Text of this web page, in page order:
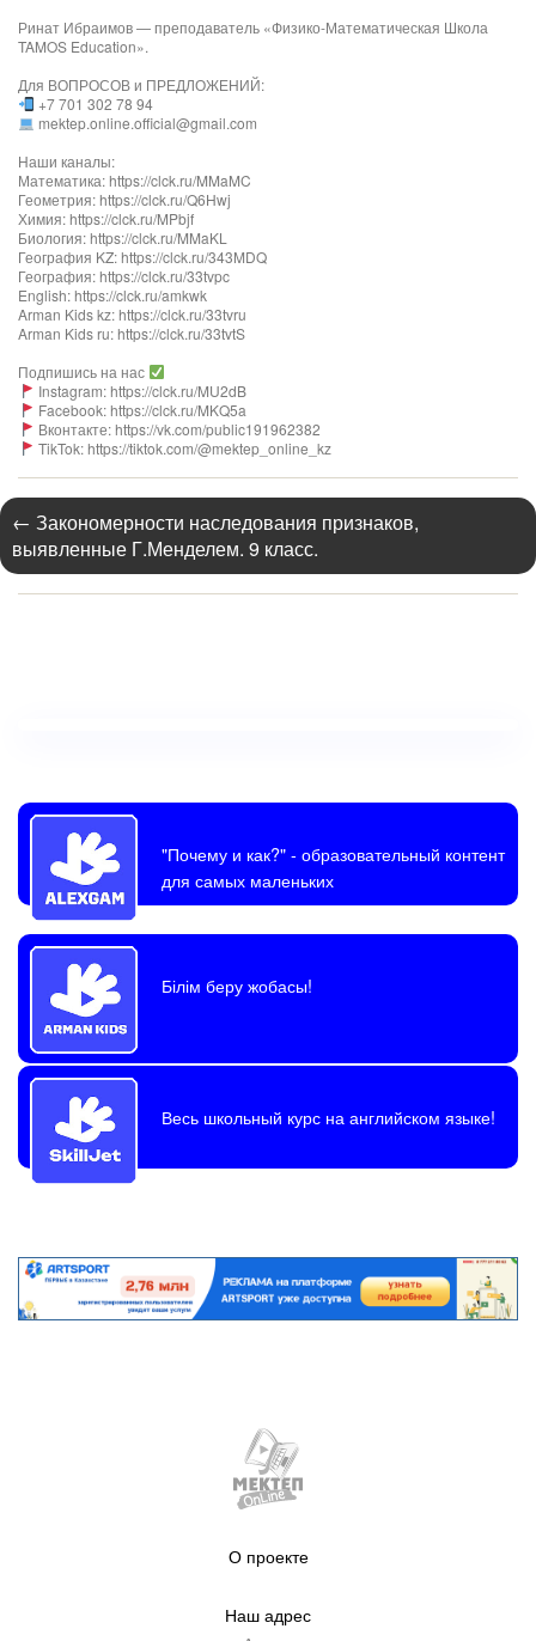
Ринат Ибраимов — преподаватель «Физико-Математическая Школа
TAMOS Education».
Для ВОПРОСОВ и ПРЕДЛОЖЕНИЙ:
+7 701 302 78 94
mektep.online.official@gmail.com
Наши каналы:
Математика: https://clck.ru/MMaMC
Геометрия: https://clck.ru/Q6Hwj
Химия: https://clck.ru/MPbjf​
Биология: https://clck.ru/MMaKL​​​​​​
География KZ: https://clck.ru/343MDQ
География: https://clck.ru/33tvpc
English: https://clck.ru/amkwk
Arman Kids kz: https://clck.ru/33tvru
Arman Kids ru: https://clck.ru/33tvtS
Подпишись на нас
Instagram: https://clck.ru/MU2dB
Facebook: https://clck.ru/MKQ5a
Вконтакте: https://vk.com/public191962382
TikTok: https://tiktok.com/@mektep_online_kz
← Закономерности наследования признаков,
выявленные Г.Менделем. 9 класс.
"Почему и как?"- образовательный контент
для самых маленьких
Білім беру жобасы!
Весь школьный курс на английском языке!
О проекте
Наш адрес